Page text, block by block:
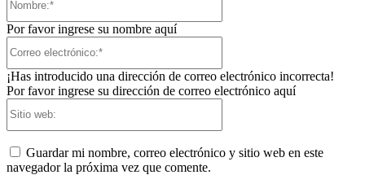
Por favor ingrese su nombre aquí
¡Has introducido una dirección de correo electrónico incorrecta!
Por favor ingrese su dirección de correo electrónico aquí
Guardar mi nombre, correo electrónico y sitio web en este
navegador la próxima vez que comente.